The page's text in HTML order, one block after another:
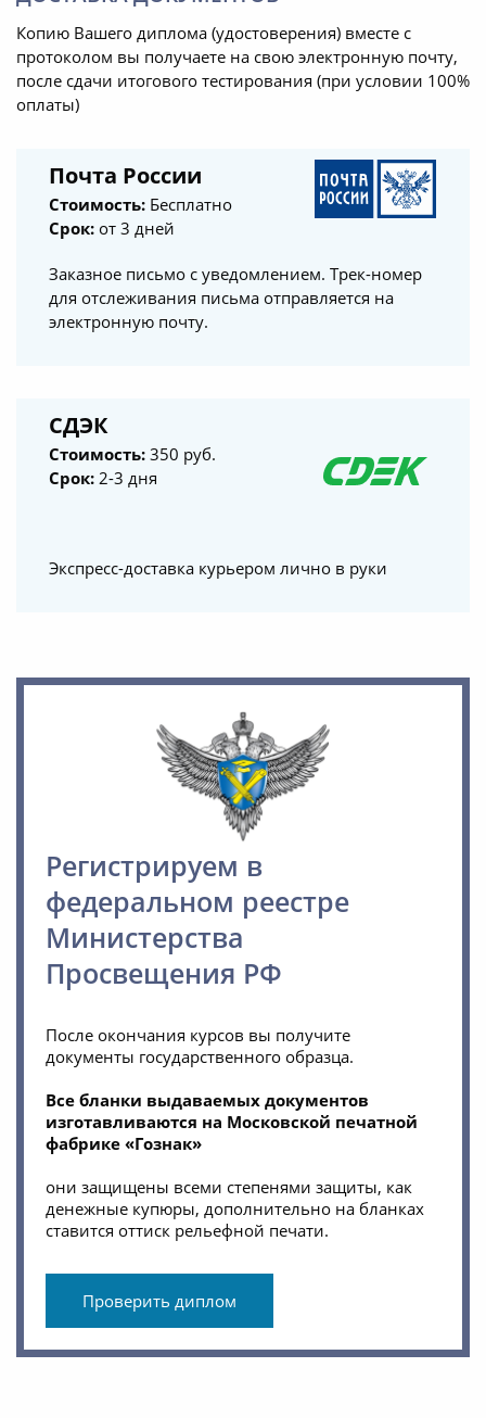
Копию Вашего диплома (удостоверения) вместе с
протоколом вы получаете на свою электронную почту,
после сдачи итогового тестирования (при условии 100%
оплаты)
Почта России
Стоимость: Бесплатно
Срок: от 3 дней
Заказное письмо с уведомлением. Трек-номер
для отслеживания письма отправляется на
электронную почту.
СДЭК
Стоимость: 350 руб.
Срок: 2-3 дня
Экспресс-доставка курьером лично в руки
Регистрируем в
федеральном реестре
Министерства
Просвещения РФ
После окончания курсов вы получите
документы государственного образца.
Все бланки выдаваемых документов
изготавливаются на Московской печатной
фабрике «Гознак»
они защищены всеми степенями защиты, как
денежные купюры, дополнительно на бланках
ставится оттиск рельефной печати.
Проверить диплом